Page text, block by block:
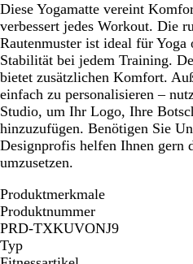
u
Diese Yogamatte vereint
verbessert jedes Workout. Die
Rautenmuster ist ideal für
Stabilität bei jedem Training.
bietet zusätzlichen Komfort.
einfach zu personalisieren –
Studio, um Ihr Logo, Ihre
hinzuzufügen. Benötigen Sie
Designprofis helfen Ihnen gern
umzusetzen.
Produktmerkmale
Produktnummer
PRD-TXKUVONJ9
Typ